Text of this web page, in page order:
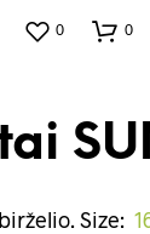
0 0
. Size: